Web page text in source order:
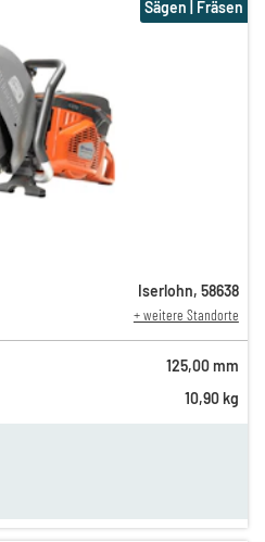
Sägen | Fräsen
Iserlohn, 58638
+ weitere Standorte
125,00 mm
10,90 kg